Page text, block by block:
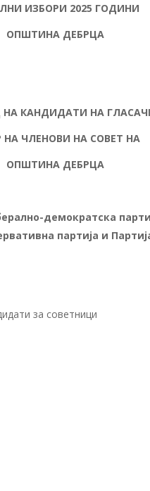
ИЗБОРИ 2025 ГОДИНИ
ОПШТИНА ДЕБРЦА
НА КАНДИДАТИ НА
НА ЧЛЕНОВИ НА СОВЕТ НА
ОПШТИНА ДЕБРЦА
демократска
партија и
за советници